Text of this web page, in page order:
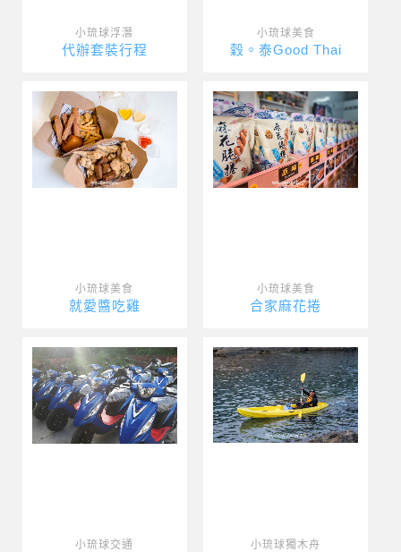
小琉球浮潛
代辦套裝行程
小琉球美食
穀。泰Good Thai
小琉球美食
就愛醬吃雞
小琉球美食
合家麻花捲
小琉球交通 小琉球獨木舟